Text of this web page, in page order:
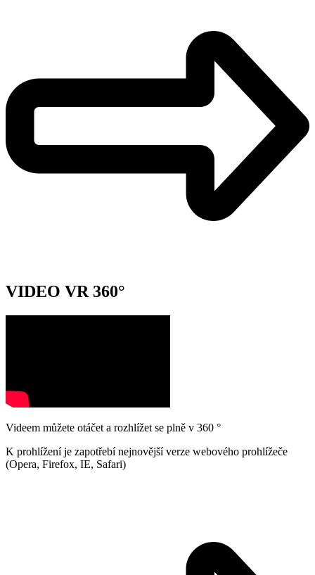
VIDEO VR 360°
Videem můžete otáčet a rozhlížet se plně v 360 °
K prohlížení je zapotřebí nejnovější verze webového prohlížeče
(Opera, Firefox, IE, Safari)